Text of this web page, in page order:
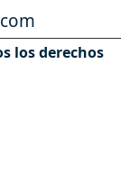
los derechos